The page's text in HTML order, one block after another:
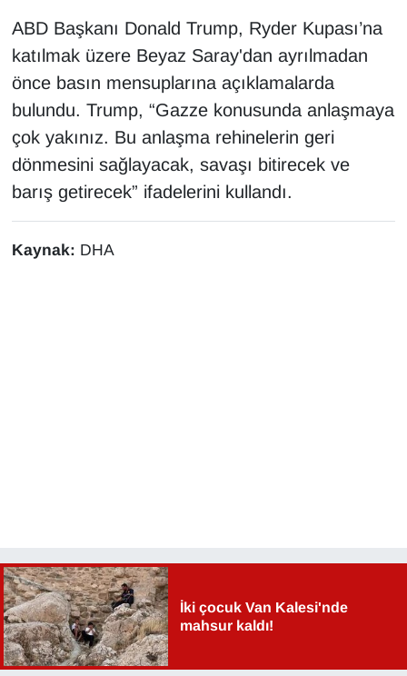
ABD Başkanı Donald Trump, Ryder Kupası’na
katılmak üzere Beyaz Saray'dan ayrılmadan
önce basın mensuplarına açıklamalarda
bulundu. Trump, “Gazze konusunda anlaşmaya
çok yakınız. Bu anlaşma rehinelerin geri
dönmesini sağlayacak, savaşı bitirecek ve
barış getirecek” ifadelerini kullandı.
Kaynak: DHA
İki çocuk Van Kalesi'nde
mahsur kaldı!
HABERDE İNSAN
İngilizce
Kadın
Kamu Alımları
RÖPORTAJ
SAĞLIK